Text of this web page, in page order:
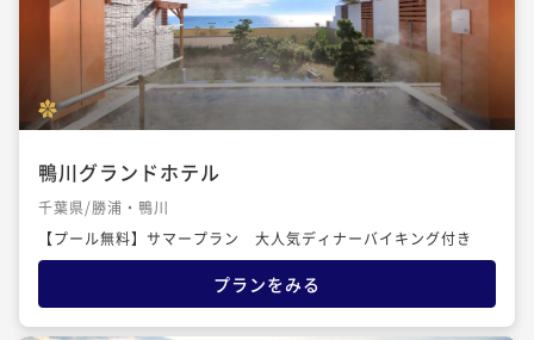
鴨川グランドホテル
千葉県/勝浦・鴨川
【プール無料】サマープラン 大人気ディナーバイキング付き
プランをみる